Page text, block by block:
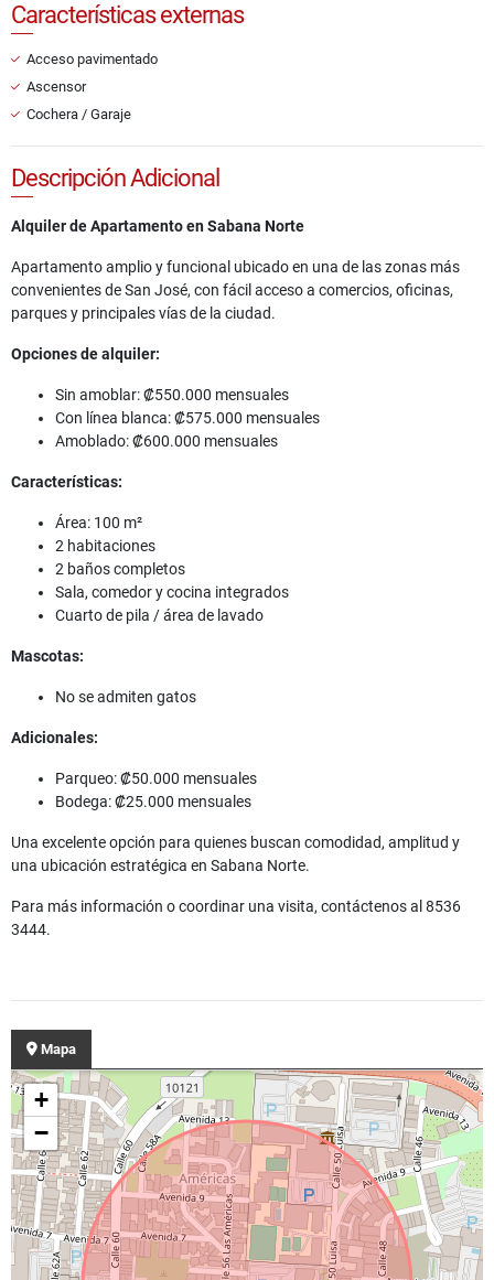
Características externas
Acceso pavimentado
Ascensor
Cochera / Garaje
Descripción Adicional
Alquiler de Apartamento en Sabana Norte
Apartamento amplio y funcional ubicado en una de las zonas más
convenientes de San José, con fácil acceso a comercios, oficinas,
parques y principales vías de la ciudad.
Opciones de alquiler:
Sin amoblar: ₡550.000 mensuales
Con línea blanca: ₡575.000 mensuales
Amoblado: ₡600.000 mensuales
Características:
Área: 100 m²
2 habitaciones
2 baños completos
Sala, comedor y cocina integrados
Cuarto de pila / área de lavado
Mascotas:
No se admiten gatos
Adicionales:
Parqueo: ₡50.000 mensuales
Bodega: ₡25.000 mensuales
Una excelente opción para quienes buscan comodidad, amplitud y
una ubicación estratégica en Sabana Norte.
Para más información o coordinar una visita, contáctenos al 8536
3444.
Mapa
+
−